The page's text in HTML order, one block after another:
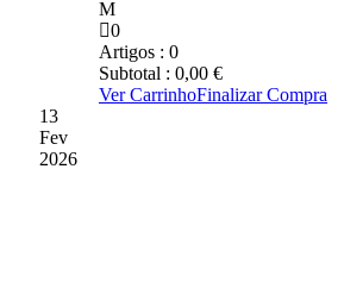
0
Artigos : 0
Subtotal : 0,00 €
Ver CarrinhoFinalizar Compra
13
Fev
2026